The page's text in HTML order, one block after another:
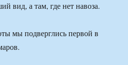
вид, а там, где нет навоза.
мы подверглись первой в